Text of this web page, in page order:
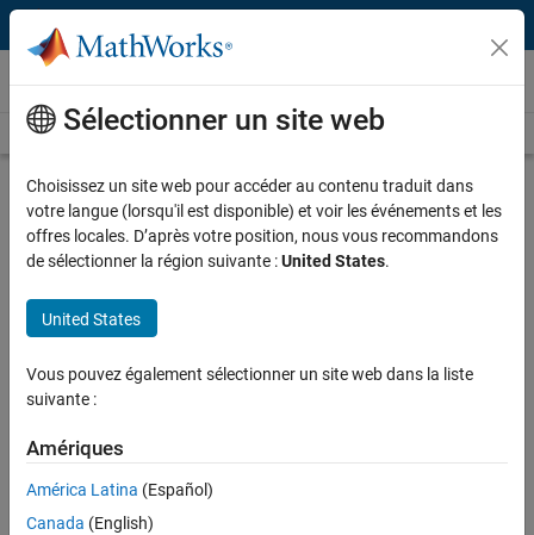
Passer au contenu
Vidéos
Videos Home Search
Play
Description
Engineering for New
Recorded: 20 Mar 2013
Related Resources
Sélectionner un site web
Choisissez un site web pour accéder au contenu traduit dans
votre langue (lorsqu'il est disponible) et voir les événements et les
offres locales. D’après votre position, nous vous recommandons
de sélectionner la région suivante :United States.
United States
Vous pouvez également sélectionner un site web dans la liste
suivante :
Amériques
América Latina (Español)
Canada (English)